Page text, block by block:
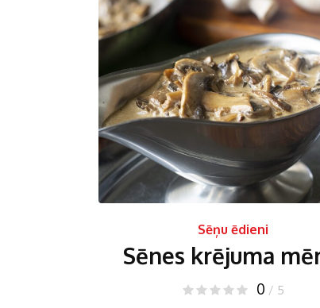
Sēņu ēdieni
Sēnes krējuma
0 / 5